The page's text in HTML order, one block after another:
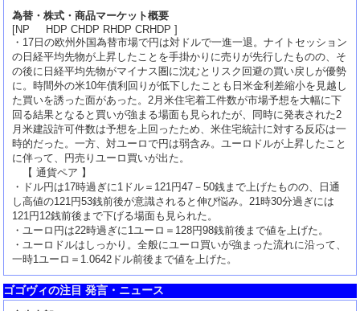
為替・株式・商品マーケット概要
[NP HDP CHDP RHDP CRHDP ]
・17日の欧州外国為替市場で円は対ドルで一進一退。ナイトセッション
の日経平均先物が上昇したことを手掛かりに売りが先行したものの、そ
の後に日経平均先物がマイナス圏に沈むとリスク回避の買い戻しが優勢
に。時間外の米10年債利回りが低下したことも日米金利差縮小を見越し
た買いを誘った面があった。2月米住宅着工件数が市場予想を大幅に下
回る結果となると買いが強まる場面も見られたが、同時に発表された2
月米建設許可件数は予想を上回ったため、米住宅統計に対する反応は一
時的だった。一方、対ユーロで円は弱含み。ユーロドルが上昇したこと
に伴って、円売りユーロ買いが出た。
【 通貨ペア 】
・ドル円は17時過ぎに1ドル＝121円47－50銭まで上げたものの、日通
し高値の121円53銭前後が意識されると伸び悩み。21時30分過ぎには
121円12銭前後まで下げる場面も見られた。
・ユーロ円は22時過ぎに1ユーロ＝128円98銭前後まで値を上げた。
・ユーロドルはしっかり。全般にユーロ買いが強まった流れに沿って、
一時1ユーロ＝1.0642ドル前後まで値を上げた。
ゴゴヴィの注目 発言・ニュース